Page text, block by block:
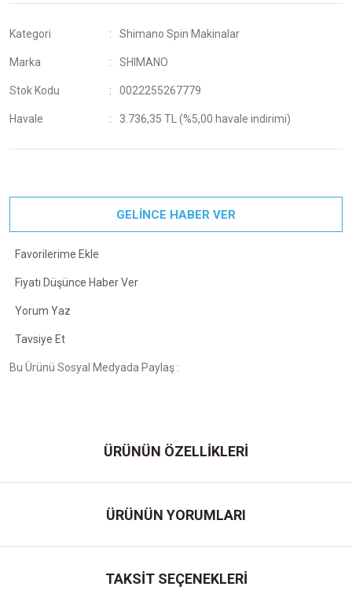
Kategori Shimano Spin Makinalar
Marka SHIMANO
Stok Kodu 0022255267779
Havale 3.736,35 TL (%5,00 havale indirimi)
GELİNCE HABER VER
Fiyatı Düşünce Haber Ver
Yorum Yaz
Tavsiye Et
Bu Ürünü Sosyal Medyada Paylaş :
ÜRÜNÜN ÖZELLİKLERİ
ÜRÜNÜN YORUMLARI
TAKSİT SEÇENEKLERİ